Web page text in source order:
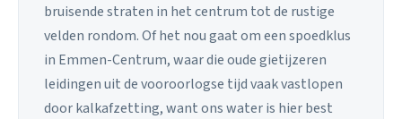
bruisende straten in het centrum tot de rustige
velden rondom. Of het nou gaat om een spoedklus
in Emmen-Centrum, waar die oude gietijzeren
leidingen uit de vooroorlogse tijd vaak vastlopen
door kalkafzetting, want ons water is hier best